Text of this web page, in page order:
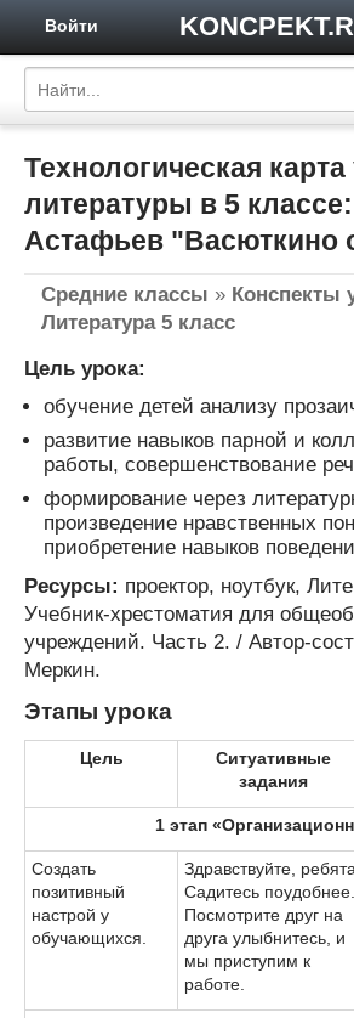
Войти
Технологическая карта
литературы в 5
Астафьев "Васюткино
Средние классы » Конспекты
Литература 5 класс
Цель урока:
обучение детей анализу
развитие навыков парной и
работы, совершенствование
формирование через
произведение нравственных
приобретение навыков
Ресурсы: проектор, ноутбук,
Учебник-хрестоматия для
учреждений. Часть 2. / Автор-
Меркин.
Этапы урока
Цель
Ситуативные
задания
1 этап
Создать
позитивный
настрой у
обучающихся.
Здравствуйте,
Садитесь поудобнее.
Посмотрите друг на
друга улыбнитесь, и
мы приступим к
работе.